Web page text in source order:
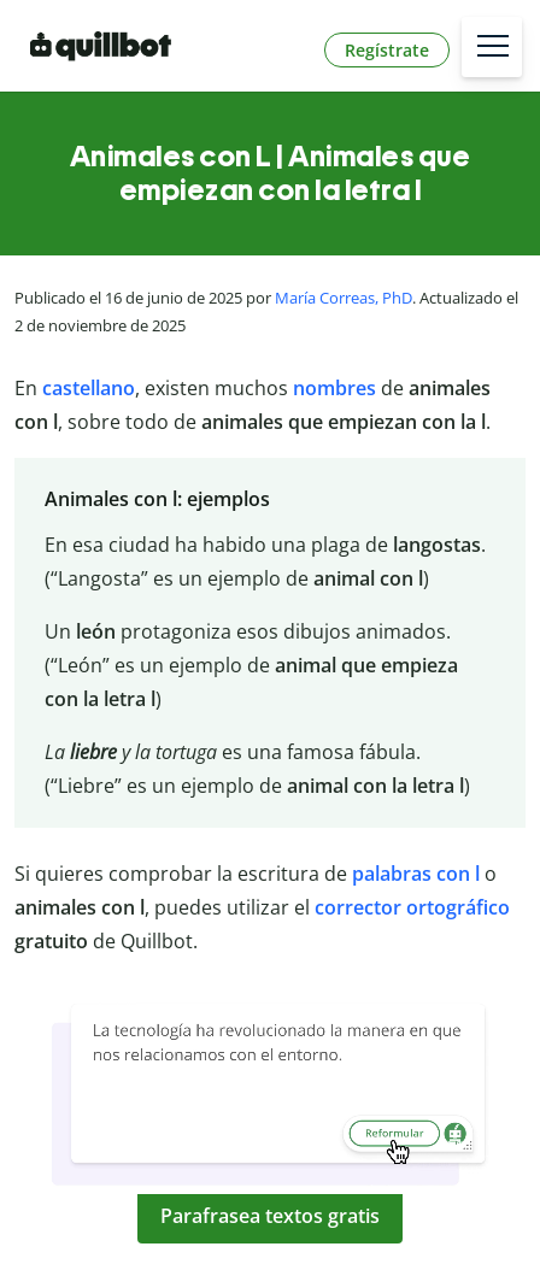
Regístrate
Animales con L | Animales que
empiezan con la letra l
Publicado el 16 de junio de 2025 por María Correas, PhD. Actualizado el
2 de noviembre de 2025
En castellano, existen muchos nombres deanimales
con l, sobre todo deanimales que empiezan con la l.
Animales con l: ejemplos
En esa ciudad ha habido una plaga de langostas.
(“Langosta” es un ejemplo deanimal con l)
Un león protagoniza esos dibujos animados.
(“León” es un ejemplo deanimal que empieza
con la letra l)
Laliebrey la tortugaes una famosa fábula.
(“Liebre” es un ejemplo deanimal con la letra l)
Si quieres comprobar la escritura de palabras con l o
animales con l, puedes utilizar el corrector ortográfico
gratuito de Quillbot.
Parafrasea textos gratis